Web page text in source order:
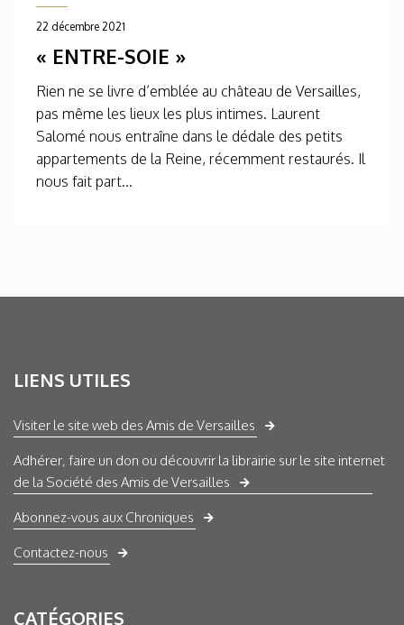
22 décembre 2021
« ENTRE-SOIE »
Rien ne se livre d’emblée au château de Versailles,
pas même les lieux les plus intimes. Laurent
Salomé nous entraîne dans le dédale des petits
appartements de la Reine, récemment restaurés. Il
nous fait part...
LIENS UTILES
Visiter le site web des Amis de Versailles
Adhérer, faire un don ou découvrir la librairie sur le site internet
de la Société des Amis de Versailles
Abonnez-vous aux Chroniques
Contactez-nous
CATÉGORIES